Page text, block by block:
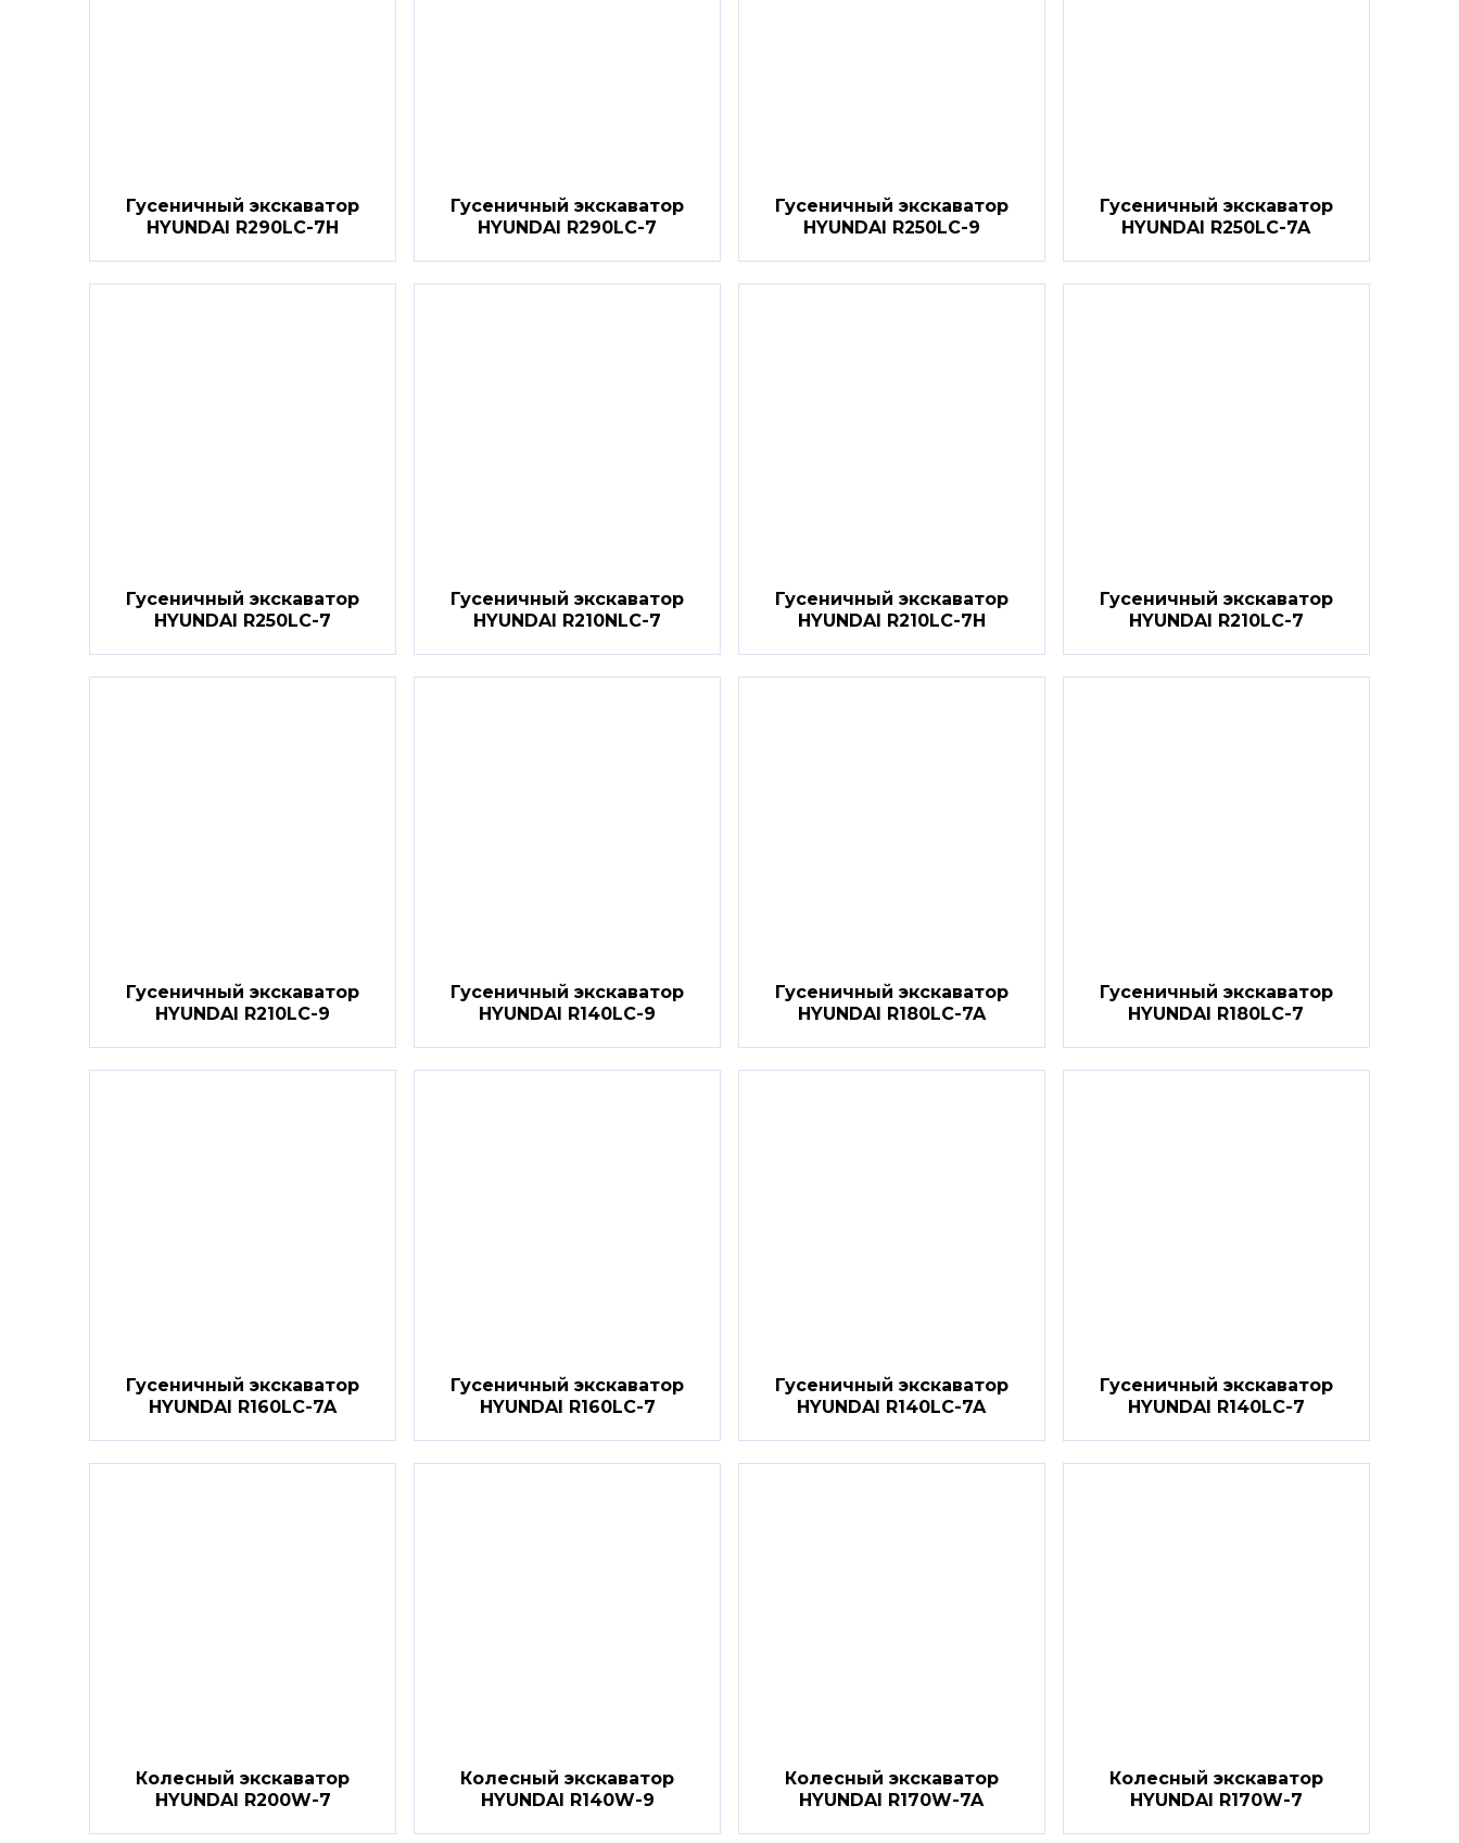
Гусеничный экскаватор
HYUNDAI R290LC-7H
Гусеничный экскаватор
HYUNDAI R290LC-7
Гусеничный экскаватор
HYUNDAI R250LC-9
Гусеничный экскаватор
HYUNDAI R250LC-7A
Гусеничный экскаватор
HYUNDAI R250LC-7
Гусеничный экскаватор
HYUNDAI R210NLC-7
Гусеничный экскаватор
HYUNDAI R210LC-7H
Гусеничный экскаватор
HYUNDAI R210LC-7
Гусеничный экскаватор
HYUNDAI R210LC-9
Гусеничный экскаватор
HYUNDAI R140LC-9
Гусеничный экскаватор
HYUNDAI R180LC-7A
Гусеничный экскаватор
HYUNDAI R180LC-7
Гусеничный экскаватор
HYUNDAI R160LC-7A
Гусеничный экскаватор
HYUNDAI R160LC-7
Гусеничный экскаватор
HYUNDAI R140LC-7A
Гусеничный экскаватор
HYUNDAI R140LC-7
Колесный экскаватор
HYUNDAI R200W-7
Колесный экскаватор
HYUNDAI R140W-9
Колесный экскаватор
HYUNDAI R170W-7A
Колесный экскаватор
HYUNDAI R170W-7